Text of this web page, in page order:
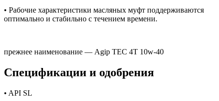
• Рабочие характеристики масляных муфт поддерживаются
оптимально и стабильно с течением времени.
прежнее наименование — Agip TEC 4T 10w-40
Спецификации и одобрения
• API SL